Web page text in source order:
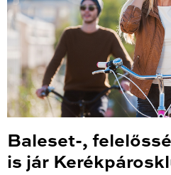
Baleset-,
is jár